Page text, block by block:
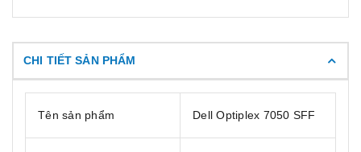
CHI TIẾT SẢN PHẨM
Tên sản phẩm Dell Optiplex 7050 SFF